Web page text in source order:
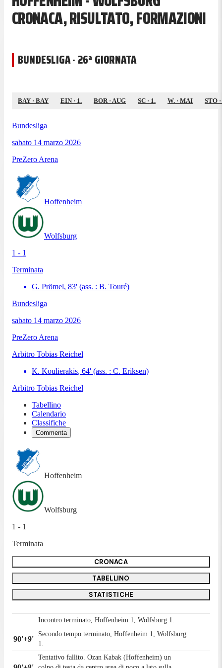
CRONACA, RISULTATO, FORMAZIONI
BUNDESLIGA · 26ª GIORNATA
BAY · BAY EIN · 1. BOR· AUG SC · 1. W. · MAI STO ·
Bundesliga
sabato 14 marzo 2026
PreZero Arena
Hoffenheim
Wolfsburg
1 - 1
Terminata
G. Prömel, 83' (ass. : B. Touré)
Bundesliga
sabato 14 marzo 2026
PreZero Arena
Arbitro Tobias Reichel
K. Koulierakis, 64' (ass. : C. Eriksen)
Arbitro Tobias Reichel
Tabellino
Calendario
Classifiche
Commenta
Hoffenheim
Wolfsburg
1 - 1
Terminata
CRONACA
TABELLINO
STATISTICHE
Incontro terminato, Hoffenheim 1, Wolfsburg 1.
90'+9'
Secondo tempo terminato, Hoffenheim 1, Wolfsburg
1.
Tentativo fallito. Ozan Kabak (Hoffenheim) un